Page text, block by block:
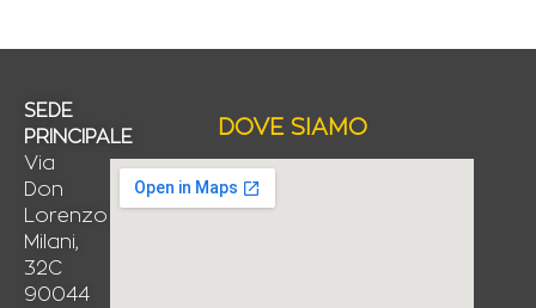
SEDE
PRINCIPALE
Via
Don
Lorenzo
Milani,
32C
90044
DOVE SIAMO